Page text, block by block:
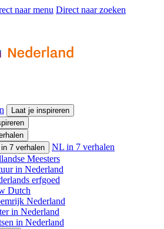
naar menu Direct naar zoeken
Laat je inspireren
7 verhalen
NL in 7 verhalen
Meesters
in Nederland
erfgoed
Dutch
Nederland
in Nederland
in Nederland